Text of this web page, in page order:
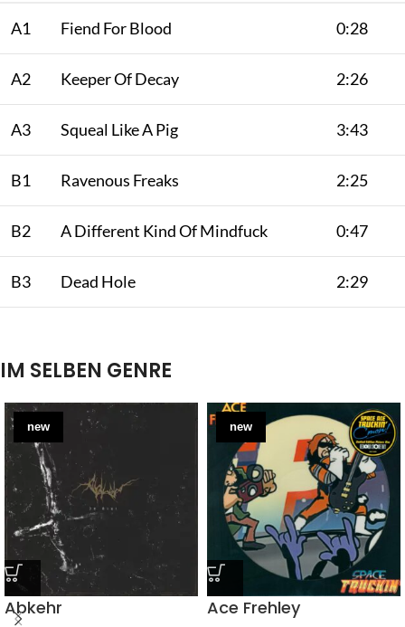
A1 Fiend For Blood 0:28
A2 Keeper Of Decay 2:26
A3 Squeal Like A Pig 3:43
B1 Ravenous Freaks 2:25
B2 A Different Kind Of Mindfuck 0:47
B3 Dead Hole 2:29
IM SELBEN GENRE
new
Abkehr
new
Ace Frehley